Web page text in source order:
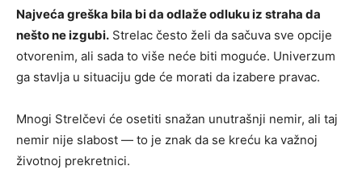
Najveća greška bila bi da odlaže odluku iz straha da
nešto ne izgubi. Strelac često želi da sačuva sve opcije
otvorenim, ali sada to više neće biti moguće. Univerzum
ga stavlja u situaciju gde će morati da izabere pravac.
Mnogi Strelčevi će osetiti snažan unutrašnji nemir, ali taj
nemir nije slabost — to je znak da se kreću ka važnoj
životnoj prekretnici.